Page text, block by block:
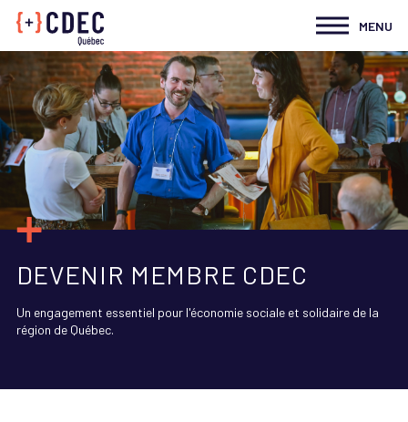
MENU
DEVENIR MEMBRE CDEC
Un engagement essentiel pour l'économie sociale et solidaire de la
région de Québec.